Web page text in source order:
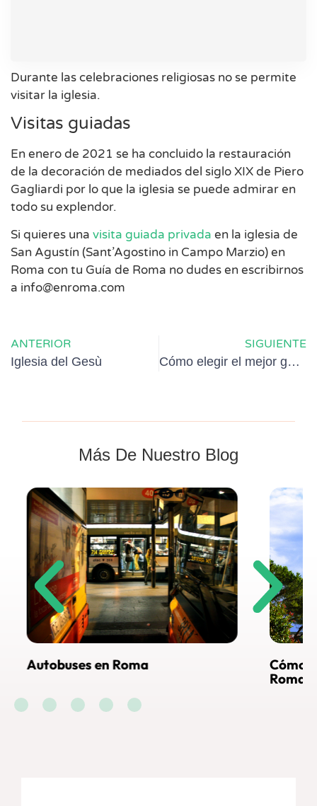
Durante las celebraciones religiosas no se permite
visitar la iglesia.
Visitas guiadas
En enero de 2021 se ha concluido la restauración
de la decoración de mediados del siglo XIX de Piero
Gagliardi por lo que la iglesia se puede admirar en
todo su explendor.
Si quieres una visita guiada privada en la iglesia de
San Agustín (Sant’Agostino in Campo Marzio) en
Roma con tu Guía de Roma no dudes en escribirnos
a info@enroma.com
ANTERIOR
Iglesia del Gesù
SIGUIENTE
Cómo elegir el mejor guía en Roma
Más De Nuestro Blog
Cómo llegar al Vaticano desde